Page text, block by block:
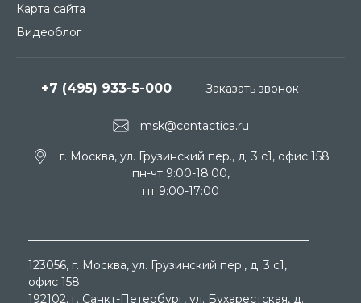
Карта сайта
Видеоблог
msk@contactica.ru
+7 (495) 933-5-000
г. Москва, ул. Грузинский пер., д. 3 c1, офис 158
пн-чт 9:00-18:00,
пт 9:00-17:00
Заказать звонок
123056, г. Москва, ул. Грузинский пер., д. 3 c1,
офис 158
192102, г. Санкт-Петербург, ул. Бухарестская, д.